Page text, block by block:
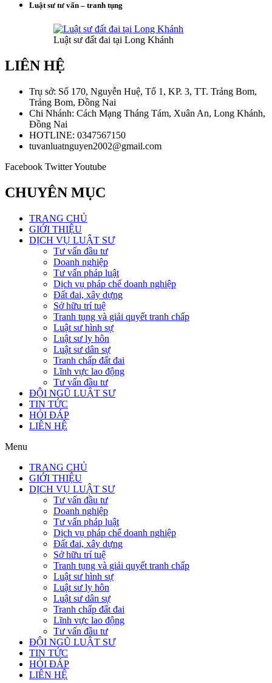
Luật sư tư vấn – tranh tụng
Luật sư đất đai tại Long Khánh
LIÊN HỆ
Trụ sở: Số 170, Nguyễn Huệ, Tổ 1, KP. 3, TT. Trảng Bom,
Trảng Bom, Đồng Nai
Chi Nhánh: Cách Mạng Tháng Tám, Xuân An, Long Khánh,
Đồng Nai
HOTLINE: 0347567150
tuvanluatnguyen2002@gmail.com
Facebook TwitterYoutube
CHUYÊN MỤC
TRANG CHỦ
GIỚI THIỆU
DỊCH VỤ LUẬT SƯ
Tư vấn đầu tư
Doanh nghiệp
Tư vấn pháp luật
Dịch vụ pháp chế doanh nghiệp
Đất đai, xây dựng
Sở hữu trí tuệ
Tranh tụng và giải quyết tranh chấp
Luật sư hình sự
Luật sư ly hôn
Luật sư dân sự
Tranh chấp đất đai
Lĩnh vực lao động
Tư vấn đầu tư
ĐỘI NGŨ LUẬT SƯ
TIN TỨC
HỎI ĐÁP
LIÊN HỆ
Menu
TRANG CHỦ
GIỚI THIỆU
DỊCH VỤ LUẬT SƯ
Tư vấn đầu tư
Doanh nghiệp
Tư vấn pháp luật
Dịch vụ pháp chế doanh nghiệp
Đất đai, xây dựng
Sở hữu trí tuệ
Tranh tụng và giải quyết tranh chấp
Luật sư hình sự
Luật sư ly hôn
Luật sư dân sự
Tranh chấp đất đai
Lĩnh vực lao động
Tư vấn đầu tư
ĐỘI NGŨ LUẬT SƯ
TIN TỨC
HỎI ĐÁP
LIÊN HỆ